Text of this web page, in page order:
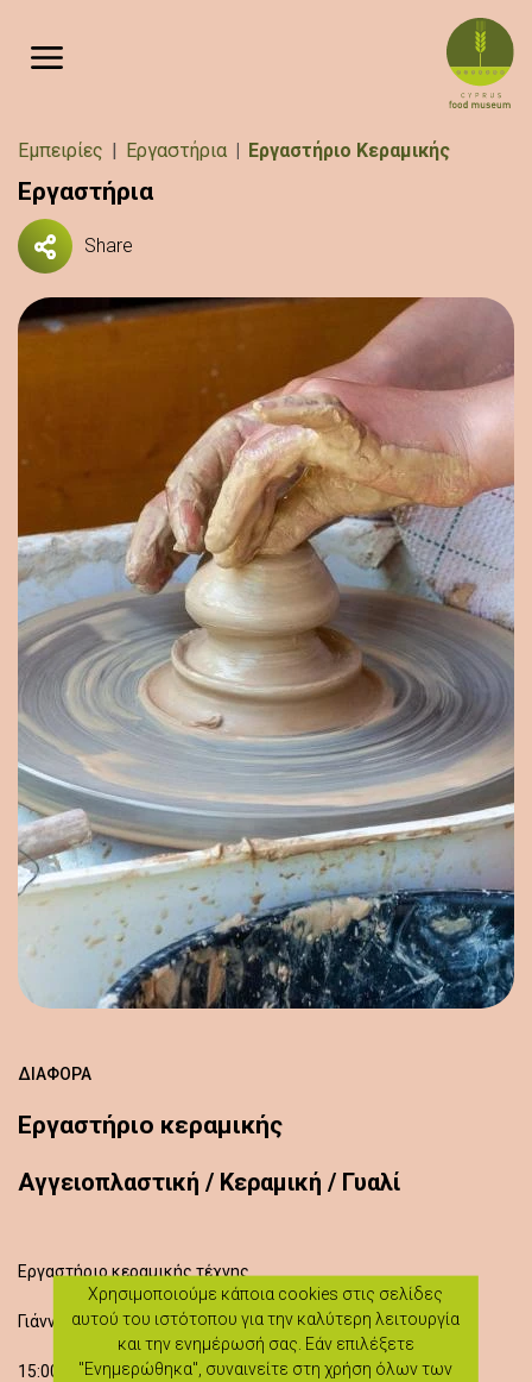
Breadcrumb
Εμπειρίες Εργαστήρια Εργαστήριο Κεραμικής
Εργαστήρια
Share
ΔΙΆΦΟΡΑ
Εργαστήριο κεραμικής
Aγγειοπλαστική / Κεραμική / Γυαλί
Εργαστήριο κεραμικής τέχνης
Γιάννα Φελλά
15:00 - 17:00
Χρησιμοποιούμε κάποια cookies στις σελίδες
αυτού του ιστότοπου για την καλύτερη λειτουργία
και την ενημέρωσή σας. Εάν επιλέξετε
"Ενημερώθηκα", συναινείτε στη χρήση όλων των